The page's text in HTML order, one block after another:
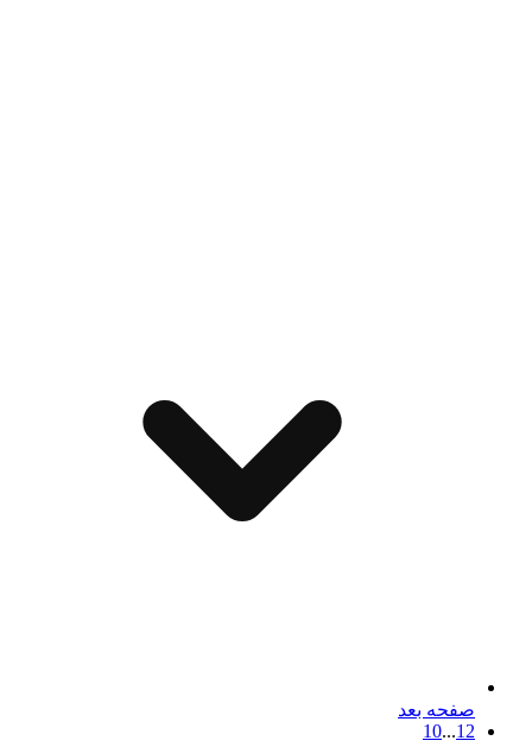
صفحه بعد
12
...
10